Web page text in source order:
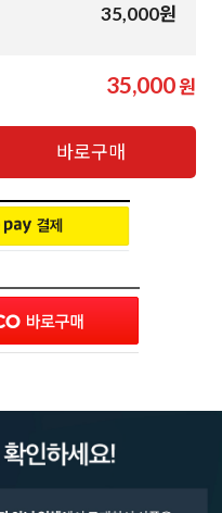
35,000원
35,000원
바로구매